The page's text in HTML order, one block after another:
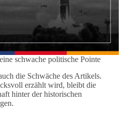
schwache politische Pointe
die Schwäche des Artikels.
erzählt wird, bleibt die
hinter der historischen